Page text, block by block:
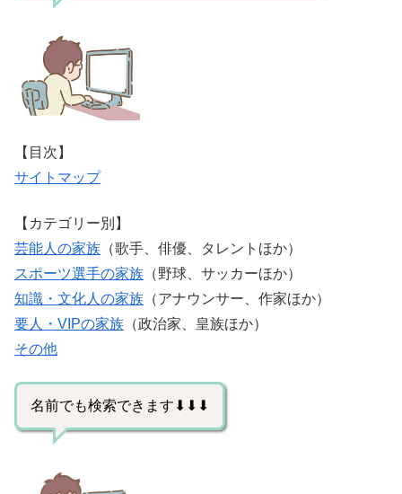
【目次】
サイトマップ
【カテゴリー別】
芸能人の家族 （歌手、俳優、タレントほか）
スポーツ選手の家族 （野球、サッカーほか）
知識・文化人の家族 （アナウンサー、作家ほか）
要人・VIPの家族 （政治家、皇族ほか）
その他
名前でも検索できます⬇⬇⬇